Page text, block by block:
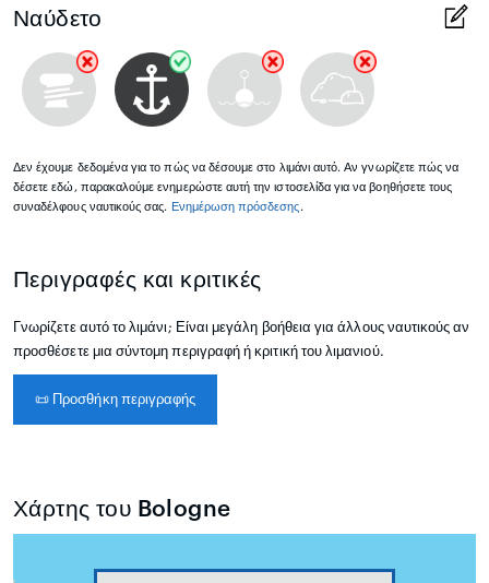
Ναύδετο
Δεν έχουμε δεδομένα για το πώς να δέσουμε στο λιμάνι αυτό. Αν γνωρίζετε πώς να
δέσετε εδώ, παρακαλούμε ενημερώστε αυτή την ιστοσελίδα για να βοηθήσετε τους
συναδέλφους ναυτικούς σας.
Ενημέρωση πρόσδεσης.
Περιγραφές και κριτικές
Γνωρίζετε αυτό το λιμάνι; Είναι μεγάλη βοήθεια για άλλους ναυτικούς αν
προσθέσετε μια σύντομη περιγραφή ή κριτική του λιμανιού.
📜 Προσθήκη περιγραφής
Χάρτης του Bologne